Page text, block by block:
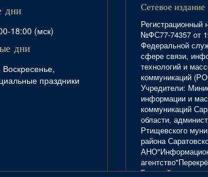
дни
18:00 (мск)
дни
праздники
Сетевое издание
Регистрационный
№ФС77-74357 от
Федеральной
сфере связи,
технологий и
коммуникаций
Учредители:
информации и
коммуникаций
области,
Ртищевского
района
Главный